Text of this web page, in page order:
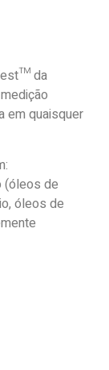
da
em quaisquer
(óleos de
óleos de